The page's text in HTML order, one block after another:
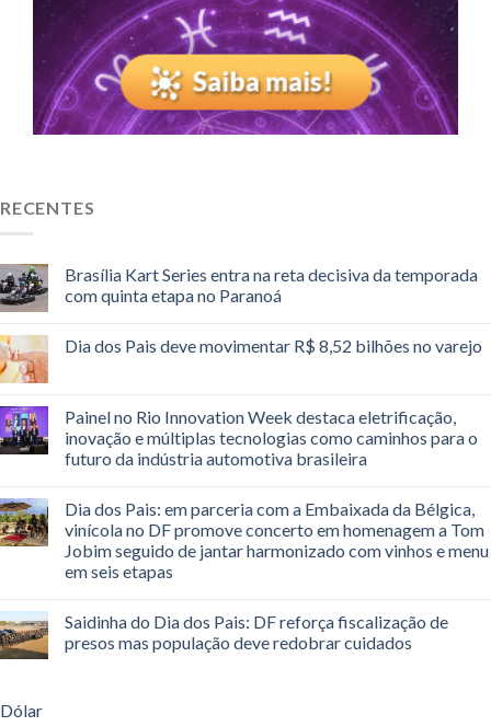
RECENTES
Brasília Kart Series entra na reta decisiva da temporada
com quinta etapa no Paranoá
Dia dos Pais deve movimentar R$ 8,52 bilhões no varejo
Painel no Rio Innovation Week destaca eletrificação,
inovação e múltiplas tecnologias como caminhos para o
futuro da indústria automotiva brasileira
Dia dos Pais: em parceria com a Embaixada da Bélgica,
vinícola no DF promove concerto em homenagem a Tom
Jobim seguido de jantar harmonizado com vinhos e menu
em seis etapas
Saidinha do Dia dos Pais: DF reforça fiscalização de
presos mas população deve redobrar cuidados
Dólar